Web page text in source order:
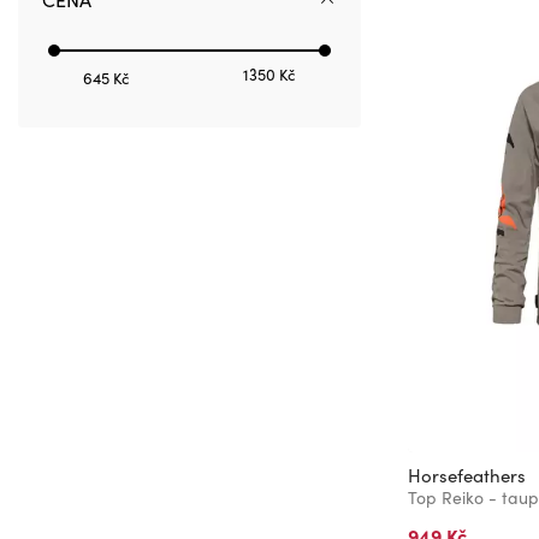
Horsefeathers
Top Reiko -
645 Kč 1350 Kč